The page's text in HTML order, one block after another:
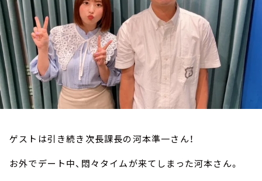
ゲストは引き続き次長課長の河本準一さん！
お外でデート中、悶々タイムが来てしまった河本さん。